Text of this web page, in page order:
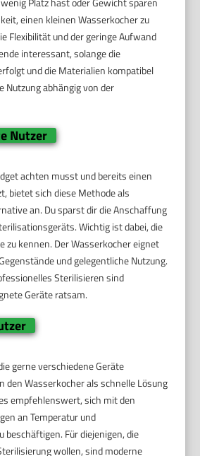
einen kleinen Wasserkocher zu
Flexibilität und der geringe Aufwand
interessant, solange die
und die Materialien kompatibel
Nutzung abhängig von der
Nutzer
achten musst und bereits einen
bietet sich diese Methode als
an. Du sparst dir die Anschaffung
Wichtig ist dabei, die
zu kennen. Der Wasserkocher eignet
und gelegentliche Nutzung.
Sterilisieren sind
Geräte ratsam.
gerne verschiedene Geräte
den Wasserkocher als schnelle Lösung
empfehlenswert, sich mit den
an Temperatur und
beschäftigen. Für diejenigen, die
wollen, sind moderne